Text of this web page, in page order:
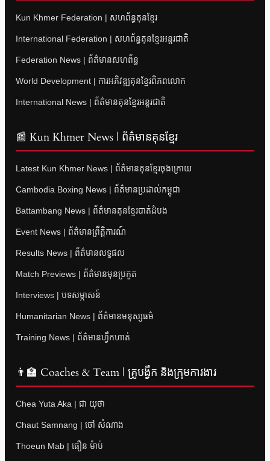
Kun Khmer Federation | សហព័ន្ធគុនខ្មែរ
International Federation | សហព័ន្ធគុនខ្មែរអន្តរជាតិ
Federation News | ព័ត៌មានសហព័ន្ធ
World Development | ការអភិវឌ្ឍគុនខ្មែរពិភពលោក
International News | ព័ត៌មានគុនខ្មែរអន្តរជាតិ
📰 Kun Khmer News | ព័ត៌មានគុនខ្មែរ
Latest Kun Khmer News | ព័ត៌មានគុនខ្មែរចុងក្រោយ
Cambodia Boxing News | ព័ត៌មានប្រដាល់កម្ពុជា
Battambang News | ព័ត៌មានគុនខ្មែរបាត់ដំបង
Event News | ព័ត៌មានព្រឹត្តិការណ៍
Results News | ព័ត៌មានលទ្ធផល
Match Previews | ព័ត៌មានមុនប្រកួត
Interviews | បទសម្ភាសន៍
Humanitarian News | ព័ត៌មានមនុស្សធម៌
Training News | ព័ត៌មានហ្វឹកហាត់
👨‍🏫 Coaches & Team | គ្រូបង្វឹក និងក្រុមការងារ
Chea Yuta Aka | ជា យុថា
Chaut Samnang | ចៅ សំណាង
Thoeun Mab | ធឿន ម៉ាប់